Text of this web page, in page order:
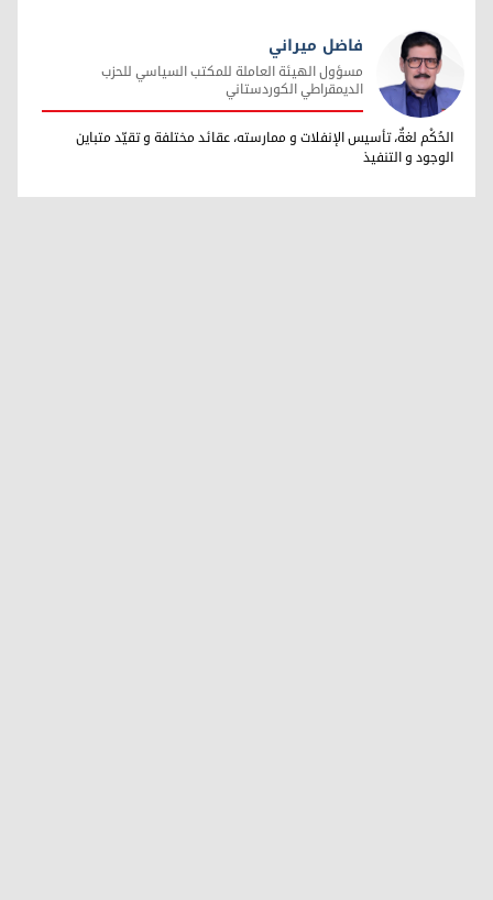
فاضل ميراني
فاضل ميراني
مسؤول الهيئة العاملة للمكتب السياسي للحزب
الديمقراطي الكوردستاني
الحُكْم لغةٌ، تأسيس الإنفلات و ممارسته، عقائد مختلفة و تقيّد متباين
الوجود و التنفيذ